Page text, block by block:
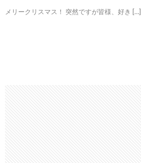
メリークリスマス！ 突然ですが皆様、好き […]